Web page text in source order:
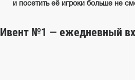
и посетить её игроки больше не
Ивент №1 — ежедневный